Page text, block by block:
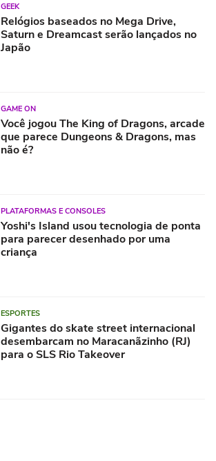
GEEK
Relógios baseados no Mega Drive,
Saturn e Dreamcast serão lançados no
Japão
GAME ON
Você jogou The King of Dragons, arcade
que parece Dungeons & Dragons, mas
não é?
PLATAFORMAS E CONSOLES
Yoshi's Island usou tecnologia de ponta
para parecer desenhado por uma
criança
ESPORTES
Gigantes do skate street internacional
desembarcam no Maracanãzinho (RJ)
para o SLS Rio Takeover